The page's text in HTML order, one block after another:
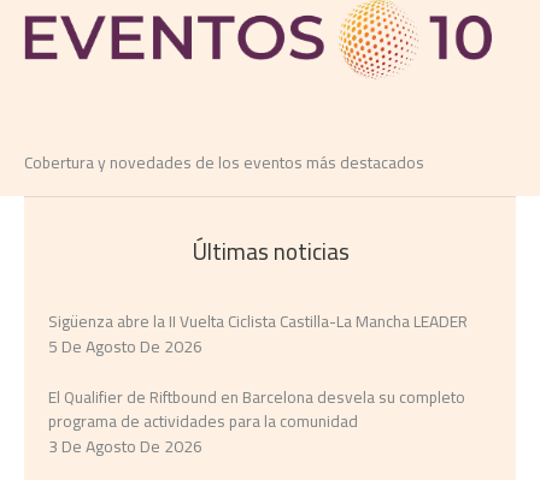
Cobertura y novedades de los eventos más destacados
Últimas noticias
Sigüenza abre la II Vuelta Ciclista Castilla-La Mancha LEADER
5 De Agosto De 2026
El Qualifier de Riftbound en Barcelona desvela su completo
programa de actividades para la comunidad
3 De Agosto De 2026